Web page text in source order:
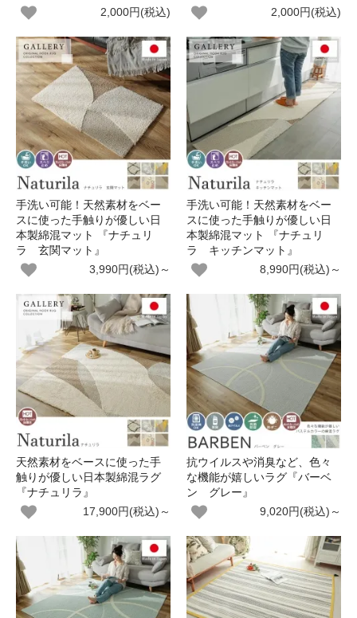
2,000円(税込)
2,000円(税込)
手洗い可能！天然素材をベー
スに使った手触りが優しい日
本製綿混マット 『ナチュリ
ラ 玄関マット』
3,990円(税込)～
手洗い可能！天然素材をベー
スに使った手触りが優しい日
本製綿混マット 『ナチュリ
ラ キッチンマット』
8,990円(税込)～
天然素材をベースに使った手
触りが優しい日本製綿混ラグ
『ナチュリラ』
17,900円(税込)～
抗ウイルスや消臭など、色々
な機能が嬉しいラグ『バーベ
ン グレー』
9,020円(税込)～